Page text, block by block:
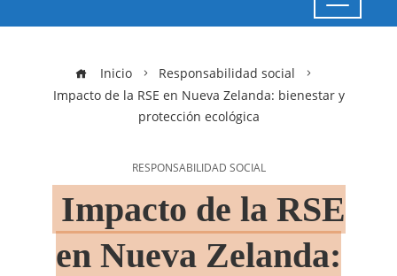
Inicio
Responsabilidad social
Impacto de la RSE en Nueva Zelanda: bienestar y
protección ecológica
RESPONSABILIDAD SOCIAL
Impacto de la RSE
en Nueva Zelanda: